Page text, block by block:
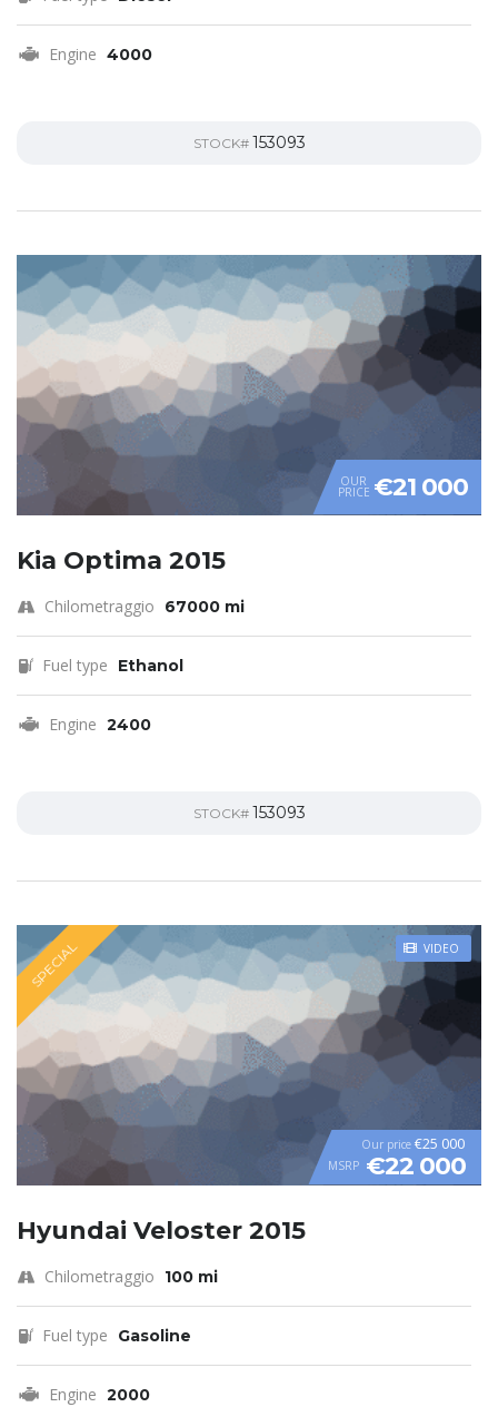
Engine 4000
STOCK# 153093
OUR
PRICE €21 000
Kia Optima 2015
Chilometraggio 67000 mi
Fuel type Ethanol
Engine 2400
STOCK# 153093
VIDEO
SPECIAL
Our price €25 000
MSRP €22 000
Hyundai Veloster 2015
Chilometraggio 100 mi
Fuel type Gasoline
Engine 2000